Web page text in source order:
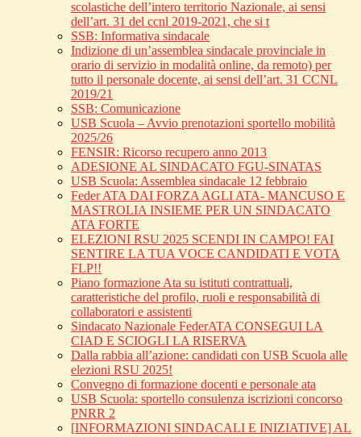
scolastiche dell’intero territorio Nazionale, ai sensi
dell’art. 31 del ccnl 2019-2021, che si t
SSB: Informativa sindacale
Indizione di un’assemblea sindacale provinciale in
orario di servizio in modalità online, da remoto) per
tutto il personale docente, ai sensi dell’art. 31 CCNL
2019/21
SSB: Comunicazione
USB Scuola – Avvio prenotazioni sportello mobilità
2025/26
FENSIR: Ricorso recupero anno 2013
ADESIONE AL SINDACATO FGU-SINATAS
USB Scuola: Assemblea sindacale 12 febbraio
Feder ATA DAI FORZA AGLI ATA- MANCUSO E
MASTROLIA INSIEME PER UN SINDACATO
ATA FORTE
ELEZIONI RSU 2025 SCENDI IN CAMPO! FAI
SENTIRE LA TUA VOCE CANDIDATI E VOTA
FLP!!
Piano formazione Ata su istituti contrattuali,
caratteristiche del profilo, ruoli e responsabilità di
collaboratori e assistenti
Sindacato Nazionale FederATA CONSEGUI LA
CIAD E SCIOGLI LA RISERVA
Dalla rabbia all’azione: candidati con USB Scuola alle
elezioni RSU 2025!
Convegno di formazione docenti e personale ata
USB Scuola: sportello consulenza iscrizioni concorso
PNRR 2
[INFORMAZIONI SINDACALI E INIZIATIVE] AL